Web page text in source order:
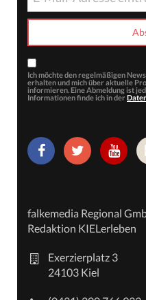
Ich möchte den regelmäßigen
erhalten und mich über aktuelle
informieren. Eine Abmeldung ist
Informationen finde ich in der
falkemedia Regional
Redaktion KIELerleben
Exerzierplatz 3
24103 Kiel